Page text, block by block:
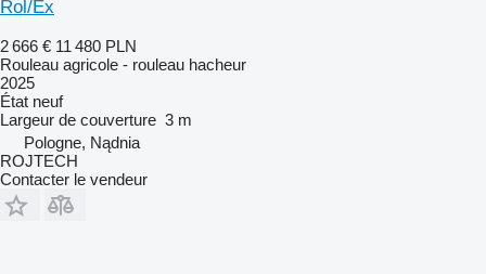
Rol/Ex
2 666 € 11 480 PLN
Rouleau agricole - rouleau hacheur
2025
État neuf
Largeur de couverture 3 m
Pologne, Nądnia
ROJTECH
Contacter le vendeur